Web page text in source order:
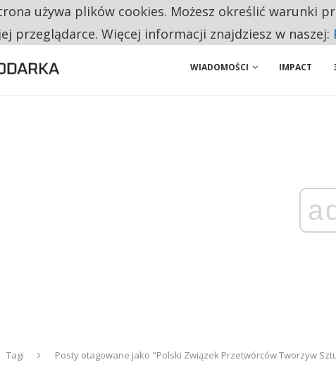
ZŁOTÓWKĘ Z EMERYTURY SENIORZY PRZEZNACZAJĄ NA
WIADOMOŚCI IMPACT
Tagi Posty otagowane jako "Polski Związek Przetwórców Tworzyw
używa plików cookies. Możesz określić warunki
przeglądarce. Więcej informacji znajdziesz w naszej: